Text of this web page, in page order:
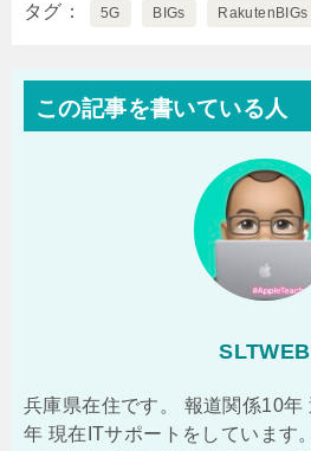
タグ 5G BIGs RakutenBIGs
この記事を書いている人
SLTWEB
兵庫県在住です。 報道関係10年
年 現在ITサポートをしています